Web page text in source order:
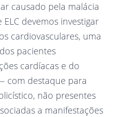
causado pela malácia
ELC devemos investigar
cardiovasculares, uma
pacientes
cardíacas e do
com destaque para
não presentes
a manifestações